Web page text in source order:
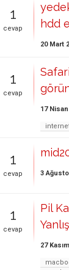
1
cevap
hdd
20 Mart
1
cevap
17
1
cevap 3
1
cevap
Pil
27